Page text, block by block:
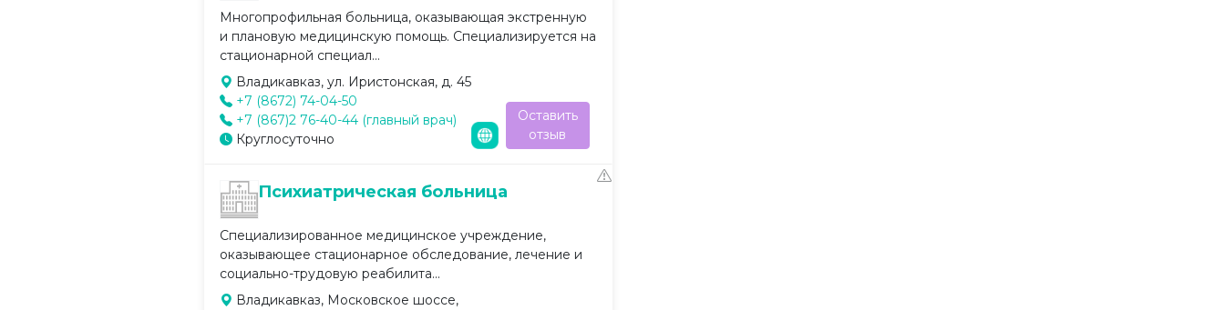
Многопрофильная больница, оказывающая экстренную
и плановую медицинскую помощь. Специализируется на
стационарной специал...
Владикавказ, ул. Иристонская, д. 45
+7 (8672) 74-04-50
+7 (867)2 76-40-44 (главный врач)
Круглосуточно
Оставить
отзыв
Психиатрическая больница
Специализированное медицинское учреждение,
оказывающее стационарное обследование, лечение и
социально-трудовую реабилита...
Владикавказ, Московское шоссе,